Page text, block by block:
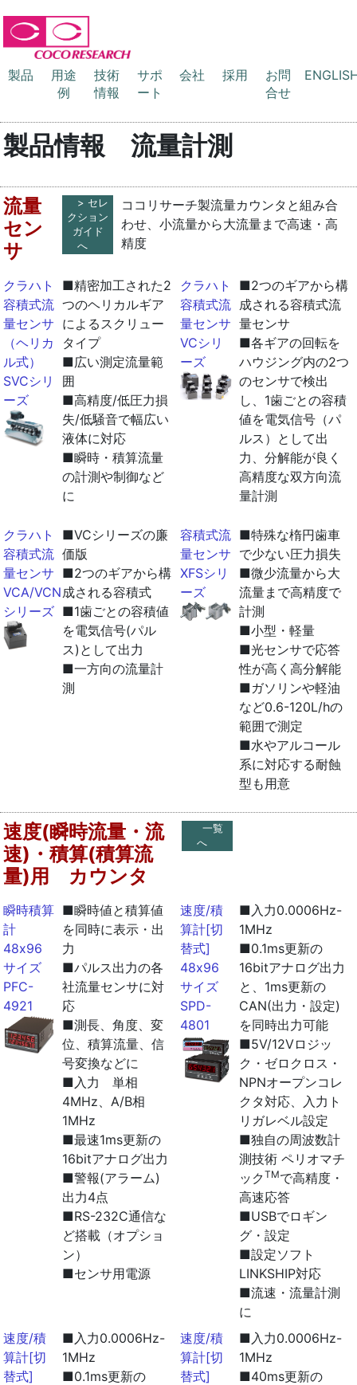
製品
用途
例
技術
情報
サポ
ート
会社 採用
お問
合せ
製品情報 流量計測
流量
セン
サ
> セレ
クション
ガイド
へ
ココリサーチ製流量カウンタと組み合
わせ、小流量から大流量まで高速・高
精度
クラハト
容積式流
量センサ
（ヘリカ
ル式）
SVCシリ
ーズ
■精密加工された2
つのヘリカルギア
によるスクリュー
タイプ
■広い測定流量範
囲
■高精度/低圧力損
失/低騒音で幅広い
液体に対応
■瞬時・積算流量
の計測や制御など
に
クラハト
容積式流
量センサ
VCシリ
ーズ
■2つのギアから構
成される容積式流
量センサ
■各ギアの回転を
ハウジング内の2つ
のセンサで検出
し、1歯ごとの容積
値を電気信号（パ
ルス）として出
力、分解能が良く
高精度な双方向流
量計測
クラハト
容積式流
量センサ
VCA/VCN
シリーズ
■VCシリーズの廉
価版
■2つのギアから構
成される容積式
■1歯ごとの容積値
を電気信号(パル
ス)として出力
■一方向の流量計
測
容積式流
量センサ
XFSシリ
ーズ
■特殊な楕円歯車
で少ない圧力損失
■微少流量から大
流量まで高精度で
計測
■小型・軽量
■光センサで応答
性が高く高分解能
■ガソリンや軽油
など0.6-120L/hの
範囲で測定
■水やアルコール
系に対応する耐蝕
型も用意
速度(瞬時流量・流
速)・積算(積算流
量)用 カウンタ
一覧
へ
瞬時積算
計
48x96
サイズ
PFC-
4921
■瞬時値と積算値
を同時に表示・出
力
■パルス出力の各
社流量センサに対
応
■測長、角度、変
位、積算流量、信
号変換などに
■入力 単相
4MHz、A/B相
1MHz
■最速1ms更新の
16bitアナログ出力
■警報(アラーム)
出力4点
■RS-232C通信な
ど搭載（オプショ
ン）
■センサ用電源
速度/積
算計[切
替式]
48x96
サイズ
SPD-
4801
■入力0.0006Hz-
1MHz
■0.1ms更新の
16bitアナログ出力
と、1ms更新の
CAN(出力・設定)
を同時出力可能
■5V/12Vロジッ
ク・ゼロクロス・
NPNオープンコレ
クタ対応、入力ト
リガレベル設定
■独自の周波数計
測技術 ペリオマチ
ック TMで高精度・
高速応答
■USBでロギン
グ・設定
■設定ソフト
LINKSHIP対応
■流速・流量計測
に
速度/積
算計[切
替式]
■入力0.0006Hz-
1MHz
■0.1ms更新の
速度/積
算計[切
替式]
■入力0.0006Hz-
1MHz
■40ms更新の